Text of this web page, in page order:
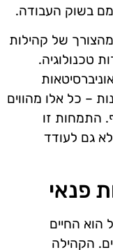
בשוק העבודה.
מהצורך של קהילות
טכנולוגיה.
– כל אלו מהווים
התמחות זו
גם לעודד
פנאי
הוא החיים
הקהילה